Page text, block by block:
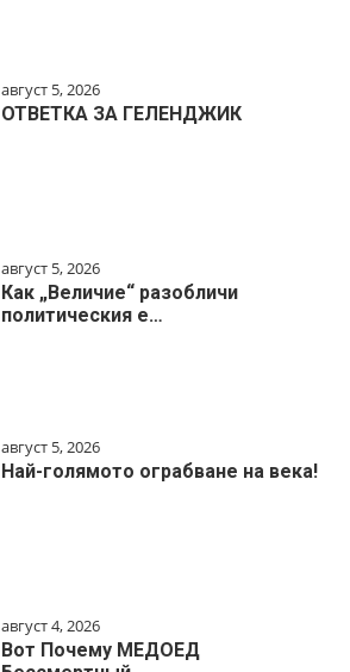
август 5, 2026
ОТВЕТКА ЗА ГЕЛЕНДЖИК
август 5, 2026
Как „Величие“ разобличи
политическия е…
август 5, 2026
Най-голямото ограбване на века!
август 4, 2026
Вот Почему МЕДОЕД